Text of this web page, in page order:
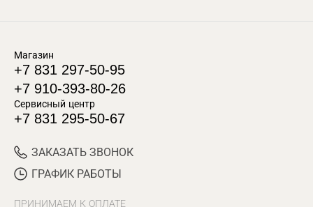
Магазин
+7 831 297-50-95
+7 910-393-80-26
Сервисный центр
+7 831 295-50-67
ЗАКАЗАТЬ ЗВОНОК
ГРАФИК РАБОТЫ
ПРИНИМАЕМ К ОПЛАТЕ